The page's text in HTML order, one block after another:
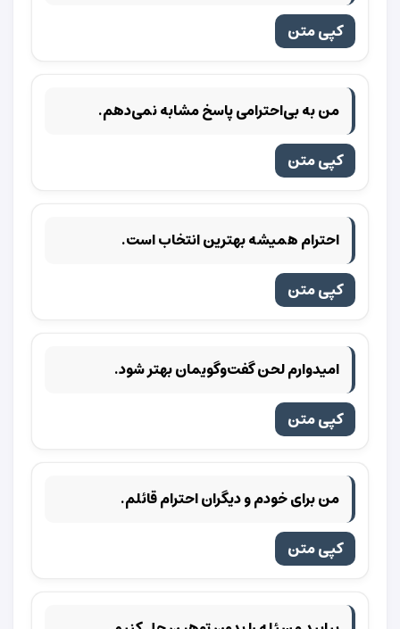
کپی متن
من به بی‌احترامی پاسخ مشابه نمی‌دهم.
کپی متن
احترام همیشه بهترین انتخاب است.
کپی متن
امیدوارم لحن گفت‌وگویمان بهتر شود.
کپی متن
من برای خودم و دیگران احترام قائلم.
کپی متن